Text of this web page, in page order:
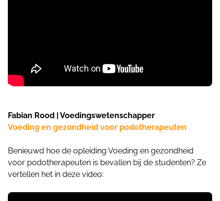
Fabian Rood | Voedingswetenschapper
Voeding en gezondheid voor podotherapeuten
Benieuwd hoe de opleiding Voeding en gezondheid
voor podotherapeuten is bevallen bij de studenten? Ze
vertellen het in deze video: